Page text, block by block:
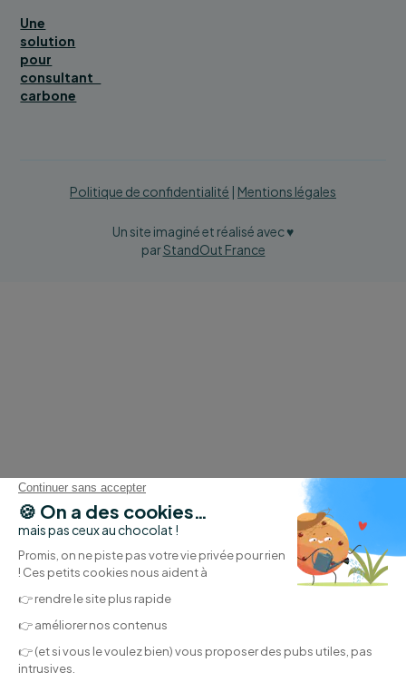
Une
solution
pour
consultant
carbone
Politique de confidentialité Mentions légales
Un site imaginé et réalisé avec ♥
parStandOut France